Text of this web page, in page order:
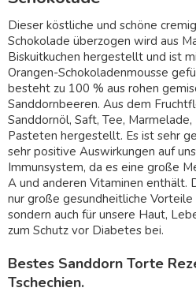
Dieser köstliche und schöne
Schokolade überzogen wird aus
Biskuitkuchen hergestellt und ist
Orangen-Schokoladenmousse
besteht zu 100 % aus rohen
Sanddornbeeren. Aus dem
Sanddornöl, Saft, Tee,
Pasteten hergestellt. Es ist sehr
sehr positive Auswirkungen auf
Immunsystem, da es eine große
A und anderen Vitaminen enthält.
nur große gesundheitliche
sondern auch für unsere Haut,
zum Schutz vor Diabetes bei.
Bestes Sanddorn Torte
Tschechien.